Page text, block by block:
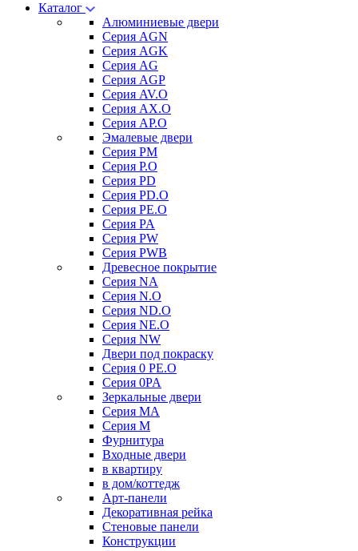
Каталог
Алюминиевые двери
Серия AGN
Серия AGK
Серия AG
Серия AGP
Серия AV.O
Серия AX.O
Серия AP.O
Эмалевые двери
Серия PM
Серия P.O
Серия PD
Серия PD.O
Серия PE.O
Серия PA
Серия PW
Серия PWB
Древесное покрытие
Серия NA
Серия N.O
Серия ND.O
Серия NE.O
Серия NW
Двери под покраску
Серия 0 PE.O
Серия 0PA
Зеркальные двери
Серия MA
Серия M
Фурнитура
Входные двери
в квартиру
в дом/коттедж
Арт-панели
Декоративная рейка
Стеновые панели
Конструкции